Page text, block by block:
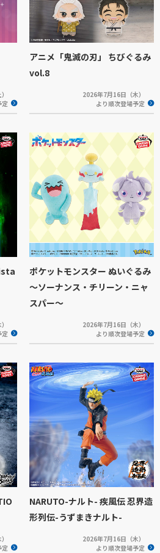
定
アニメ「鬼滅の刃」 ちびぐるみ
vol.8
2026年7月16日（木）
より順次登場予定
定
ポケットモンスター ぬいぐるみ
～ソーナンス・チリーン・ニャ
スパー～
2026年7月16日（木）
より順次登場予定
定
NARUTO-ナルト- 疾風伝 忍界造
形列伝-うずまきナルト-
2026年7月16日（木）
より順次登場予定